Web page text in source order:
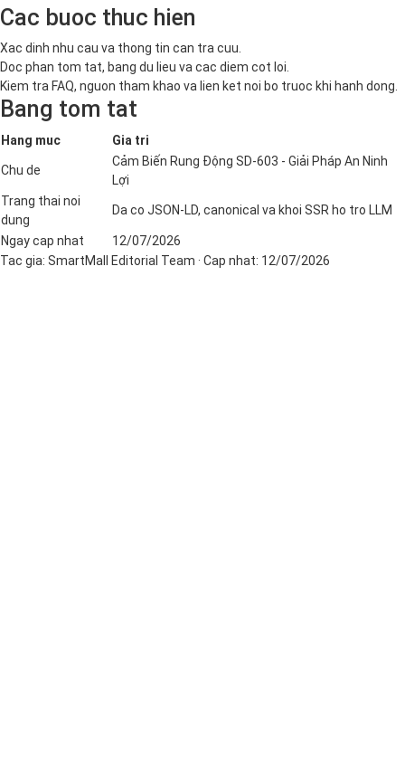
Cac buoc thuc hien
Xac dinh nhu cau va thong tin can tra cuu.
Doc phan tom tat, bang du lieu va cac diem cot loi.
Kiem tra FAQ, nguon tham khao va lien ket noi bo truoc khi hanh dong.
Bang tom tat
Hang muc Gia tri
Chu de
Cảm Biến Rung Động SD-603 - Giải Pháp An Ninh
Lợi
Trang thai noi
dung
Da co JSON-LD, canonical va khoi SSR ho tro LLM
Ngay cap nhat
12/07/2026
Tac gia: SmartMall Editorial Team · Cap nhat: 12/07/2026